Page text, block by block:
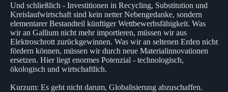
Und schließlich - Investitionen in Recycling, Substitution und
Kreislaufwirtschaft sind kein netter Nebengedanke, sondern
elementarer Bestandteil künftiger Wettbewerbsfähigkeit. Was
wir an Gallium nicht mehr importieren, müssen wir aus
Elektroschrott zurückgewinnen. Was wir an seltenen Erden nicht
fördern können, müssen wir durch neue Materialinnovationen
ersetzen. Hier liegt enormes Potenzial - technologisch,
ökologisch und wirtschaftlich.
Kurzum: Es geht nicht darum, Globalisierung abzuschaffen.